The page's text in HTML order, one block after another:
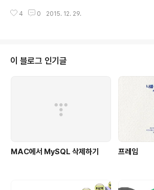
이지 않고 내 머릿속 그림만 생각한 건 아닐까?""가치의 교
적인 지불을 하지 않고 내 주장만 펼쳤기 때문이라는 것을
이제 알게 되었다. 이기적인 사고도 좋지는 않지만, 반대로
항상 남을 배려하고 내가 손해보는 경우도 역시 좋지 않다.
서로 윈윈할 수 있는 방법은 올바른 가치의 교환을 통해 상
것이라는 것을 이 책을 통해..
4 0 2015. 12. 29.
이 블로그 인기글
MAC에서 MySQL 삭제하기 프레임